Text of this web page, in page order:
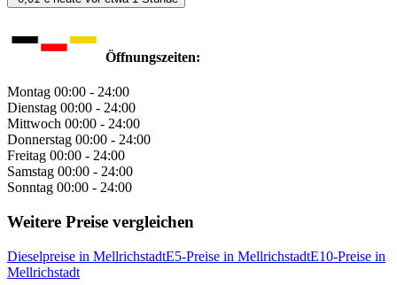
Öffnungszeiten:
Montag 00:00 - 24:00
Dienstag 00:00 - 24:00
Mittwoch 00:00 - 24:00
Donnerstag 00:00 - 24:00
Freitag 00:00 - 24:00
Samstag 00:00 - 24:00
Sonntag 00:00 - 24:00
Weitere Preise vergleichen
Dieselpreise in MellrichstadtE5-Preise in MellrichstadtE10-Preise in
Mellrichstadt